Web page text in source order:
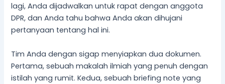
lagi, Anda dijadwalkan untuk rapat dengan anggota
DPR, dan Anda tahu bahwa Anda akan dihujani
pertanyaan tentang hal ini.
Tim Anda dengan sigap menyiapkan dua dokumen.
Pertama, sebuah makalah ilmiah yang penuh dengan
istilah yang rumit. Kedua, sebuah briefing note yang